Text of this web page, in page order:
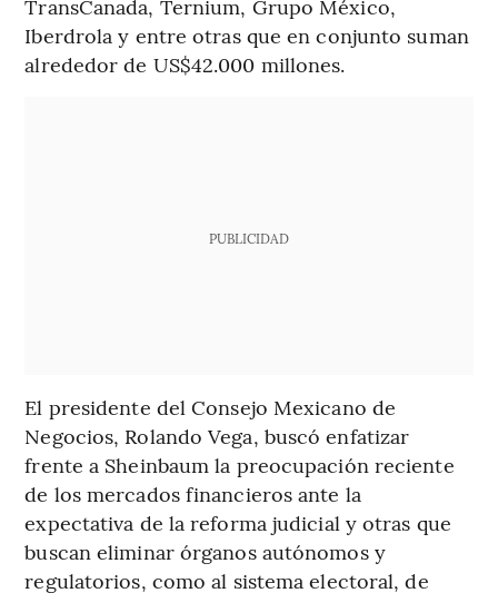
TransCanada, Ternium, Grupo México,
Iberdrola y entre otras que en conjunto suman
alrededor de US$42.000 millones.
PUBLICIDAD
El presidente del Consejo Mexicano de
Negocios, Rolando Vega, buscó enfatizar
frente a Sheinbaum la preocupación reciente
de los mercados financieros ante la
expectativa de la reforma judicial y otras que
buscan eliminar órganos autónomos y
regulatorios, como al sistema electoral, de